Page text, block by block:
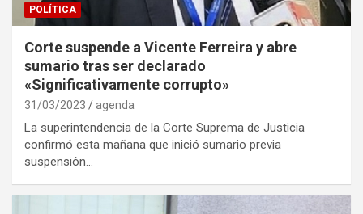
POLÍTICA
Corte suspende a Vicente Ferreira y abre
sumario tras ser declarado
«Significativamente corrupto»
31/03/2023 agenda
La superintendencia de la Corte Suprema de Justicia
confirmó esta mañana que inició sumario previa
suspensión…